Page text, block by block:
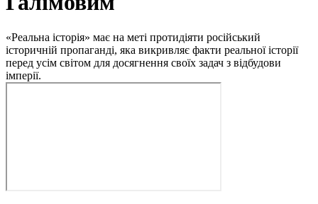
«Реальна історія» має на меті протидіяти російський
історичній пропаганді, яка викривляє факти реальної історії
перед усім світом для досягнення своїх задач з відбудови
імперії.